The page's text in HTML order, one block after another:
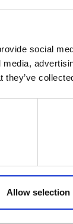
social
they’ve
Allow selection